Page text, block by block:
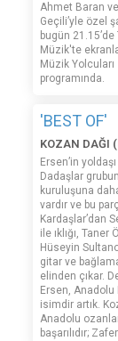
Ahmet Baran
Geçili’yle özel
bugün 21.15’de
Müzik'te
Müzik Yolcuları
programında.
'BEST OF'
KOZAN DAĞI
Ersen’in
Dadaşlar
kuruluşuna
vardır ve bu
Kardaşlar’dan
ile ıklığı, Taner
Hüseyin
gitar ve
elinden çıkar.
Ersen, Anadolu
isimdir artık.
Anadolu
başarılıdır;